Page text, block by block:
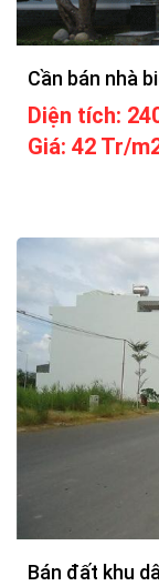
Cần bán nhà
Diện tích:
Giá: 42 Tr/
Bán đất khu